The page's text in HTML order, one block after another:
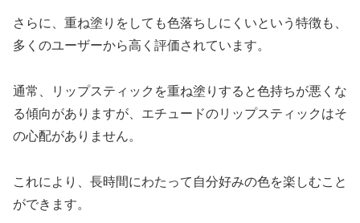
さらに、重ね塗りをしても色落ちしにくいという特徴も、
多くのユーザーから高く評価されています。
通常、リップスティックを重ね塗りすると色持ちが悪くな
る傾向がありますが、エチュードのリップスティックはそ
の心配がありません。
これにより、長時間にわたって自分好みの色を楽しむこと
ができます。